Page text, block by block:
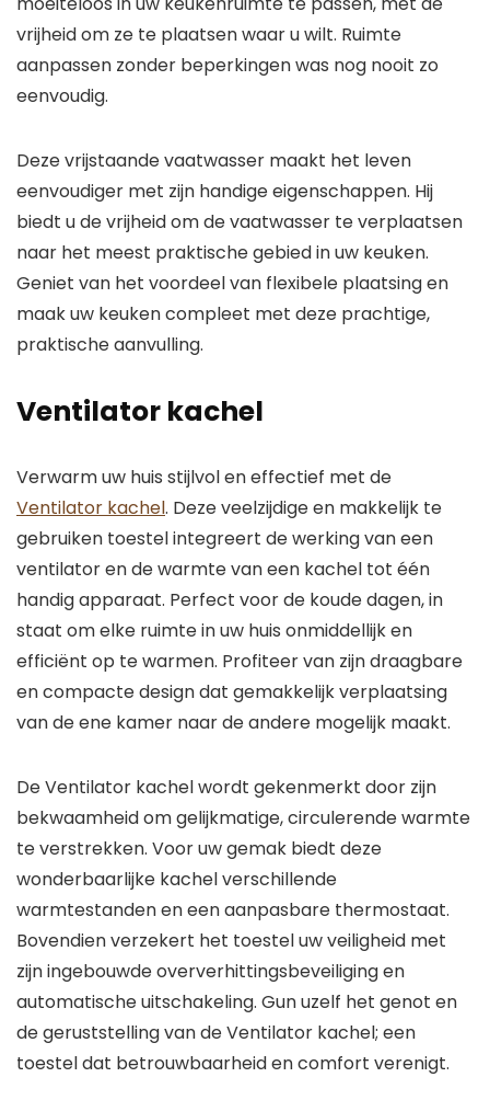
vrijheid om ze te plaatsen waar u wilt. Ruimte
aanpassen zonder beperkingen was nog nooit zo
eenvoudig.
Deze vrijstaande vaatwasser maakt het leven
eenvoudiger met zijn handige eigenschappen. Hij
biedt u de vrijheid om de vaatwasser te verplaatsen
naar het meest praktische gebied in uw keuken.
Geniet van het voordeel van flexibele plaatsing en
maak uw keuken compleet met deze prachtige,
praktische aanvulling.
Ventilator kachel
Verwarm uw huis stijlvol en effectief met de
Ventilator kachel. Deze veelzijdige en makkelijk te
gebruiken toestel integreert de werking van een
ventilator en de warmte van een kachel tot één
handig apparaat. Perfect voor de koude dagen, in
staat om elke ruimte in uw huis onmiddellijk en
efficiënt op te warmen. Profiteer van zijn draagbare
en compacte design dat gemakkelijk verplaatsing
van de ene kamer naar de andere mogelijk maakt.
De Ventilator kachel wordt gekenmerkt door zijn
bekwaamheid om gelijkmatige, circulerende warmte
te verstrekken. Voor uw gemak biedt deze
wonderbaarlijke kachel verschillende
warmtestanden en een aanpasbare thermostaat.
Bovendien verzekert het toestel uw veiligheid met
zijn ingebouwde oververhittingsbeveiliging en
automatische uitschakeling. Gun uzelf het genot en
de geruststelling van de Ventilator kachel; een
toestel dat betrouwbaarheid en comfort verenigt.